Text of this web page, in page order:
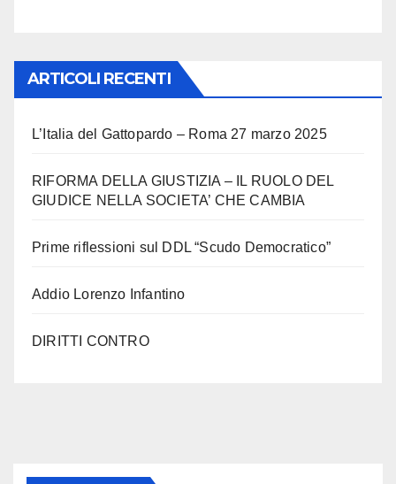
ARTICOLI RECENTI
L’Italia del Gattopardo – Roma 27 marzo 2025
RIFORMA DELLA GIUSTIZIA – IL RUOLO DEL
GIUDICE NELLA SOCIETA’ CHE CAMBIA
Prime riflessioni sul DDL “Scudo Democratico”
Addio Lorenzo Infantino
DIRITTI CONTRO